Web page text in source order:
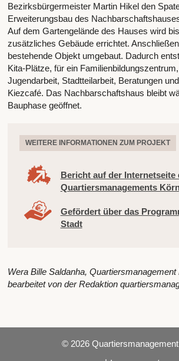
Bezirksbürgermeister Martin Hikel den
Erweiterungsbau des
Auf dem Gartengelände des Hauses wird
zusätzliches Gebäude errichtet.
bestehende Objekt umgebaut. Dadurch
Kita-Plätze, für ein
Jugendarbeit, Stadtteilarbeit, Beratungen
Kiezcafé. Das Nachbarschaftshaus bleibt
Bauphase geöffnet.
WEITERE INFORMATIONEN ZUM PROJEKT
Bericht auf der Internetseite
Quartiersmanagements
Gefördert über das
Stadt
Wera Bille Saldanha, Quartiersmanagement
bearbeitet von der Redaktion
© 2026